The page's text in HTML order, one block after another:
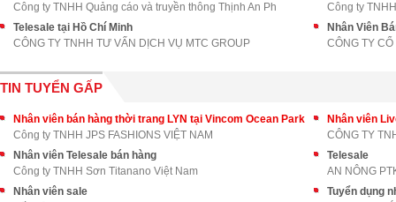
Công ty TNHH Quảng cáo và truyền thông Thịnh An Ph
Công ty
Telesale tại Hồ Chí Minh
CÔNG TY TNHH TƯ VẤN DỊCH VỤ MTC GROUP
Nhân Viên
CÔNG TY
TIN TUYỂN GẤP
Nhân viên bán hàng thời trang LYN tại Vincom Ocean Park
Công ty TNHH JPS FASHIONS VIỆT NAM
Nhân viên
CÔNG TY
Nhân viên Telesale bán hàng
Công ty TNHH Sơn Titanano Việt Nam
Telesale
AN NÔNG
Nhân viên sale
Tuyển dụng